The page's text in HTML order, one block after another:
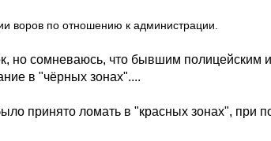
воров по отношению к администрации.
но сомневаюсь, что бывшим полицейским
в "чёрных зонах"....
принято ломать в "красных зонах", при